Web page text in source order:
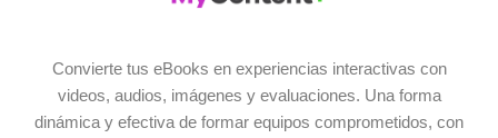
Convierte tus eBooks en experiencias interactivas con
videos, audios, imágenes y evaluaciones. Una forma
dinámica y efectiva de formar equipos comprometidos, con